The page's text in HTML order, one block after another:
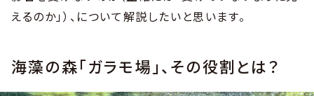
えるのか」）、について解説したいと思います。
海藻の森「ガラモ場」、その役割とは？